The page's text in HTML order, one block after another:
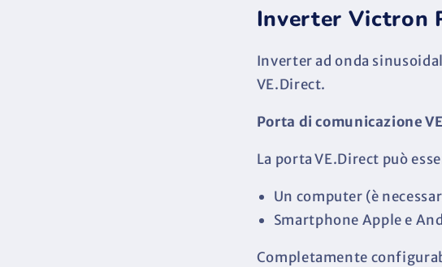
Inverter Victron
Inverter ad onda
VE.Direct.
Porta di comunicazione
La porta VE.Direct può
Un computer (è
Smartphone Apple e
Completamente